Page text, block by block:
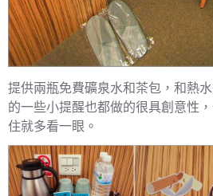
提供兩瓶免費礦泉水和茶包，和熱
的一些小提醒也都做的很具創意性
住就多看一眼。